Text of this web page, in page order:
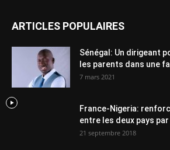
ARTICLES POPULAIRES
Sénégal: Un dirigeant
les parents dans une
7 mars 2021
France-Nigeria:
entre les deux pays
21 septembre 2018